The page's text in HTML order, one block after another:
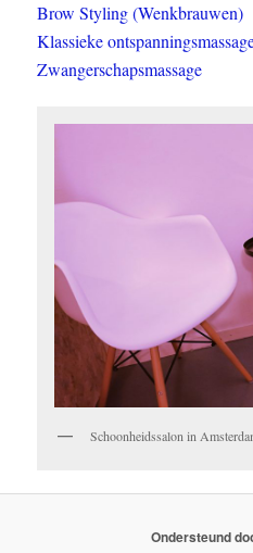
Brow Styling (Wenkbrauwen)
Klassieke
Zwangerschapsmassage
Schoonheidssalon in
Ondersteund